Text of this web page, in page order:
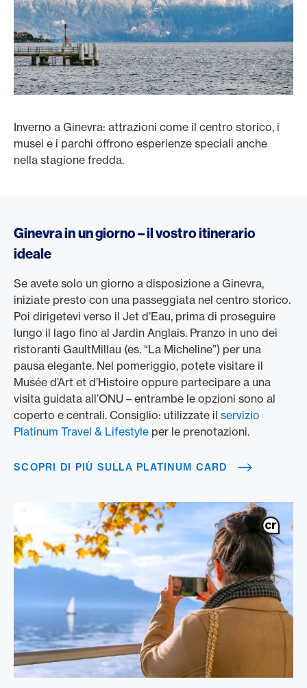
Inverno a Ginevra: attrazioni come il centro storico, i
musei e i parchi offrono esperienze speciali anche
nella stagione fredda.
Ginevra in un giorno – il vostro itinerario
ideale
Se avete solo un giorno a disposizione a Ginevra,
iniziate presto con una passeggiata nel centro storico.
Poi dirigetevi verso il Jet d’Eau, prima di proseguire
lungo il lago fino al Jardin Anglais. Pranzo in uno dei
ristoranti GaultMillau (es. “La Micheline”) per una
pausa elegante. Nel pomeriggio, potete visitare il
Musée d’Art et d’Histoire oppure partecipare a una
visita guidata all’ONU – entrambe le opzioni sono al
coperto e centrali. Consiglio: utilizzate il servizio
Platinum Travel & Lifestyle per le prenotazioni.
SCOPRI DI PIÙ SULLA PLATINUM CARD